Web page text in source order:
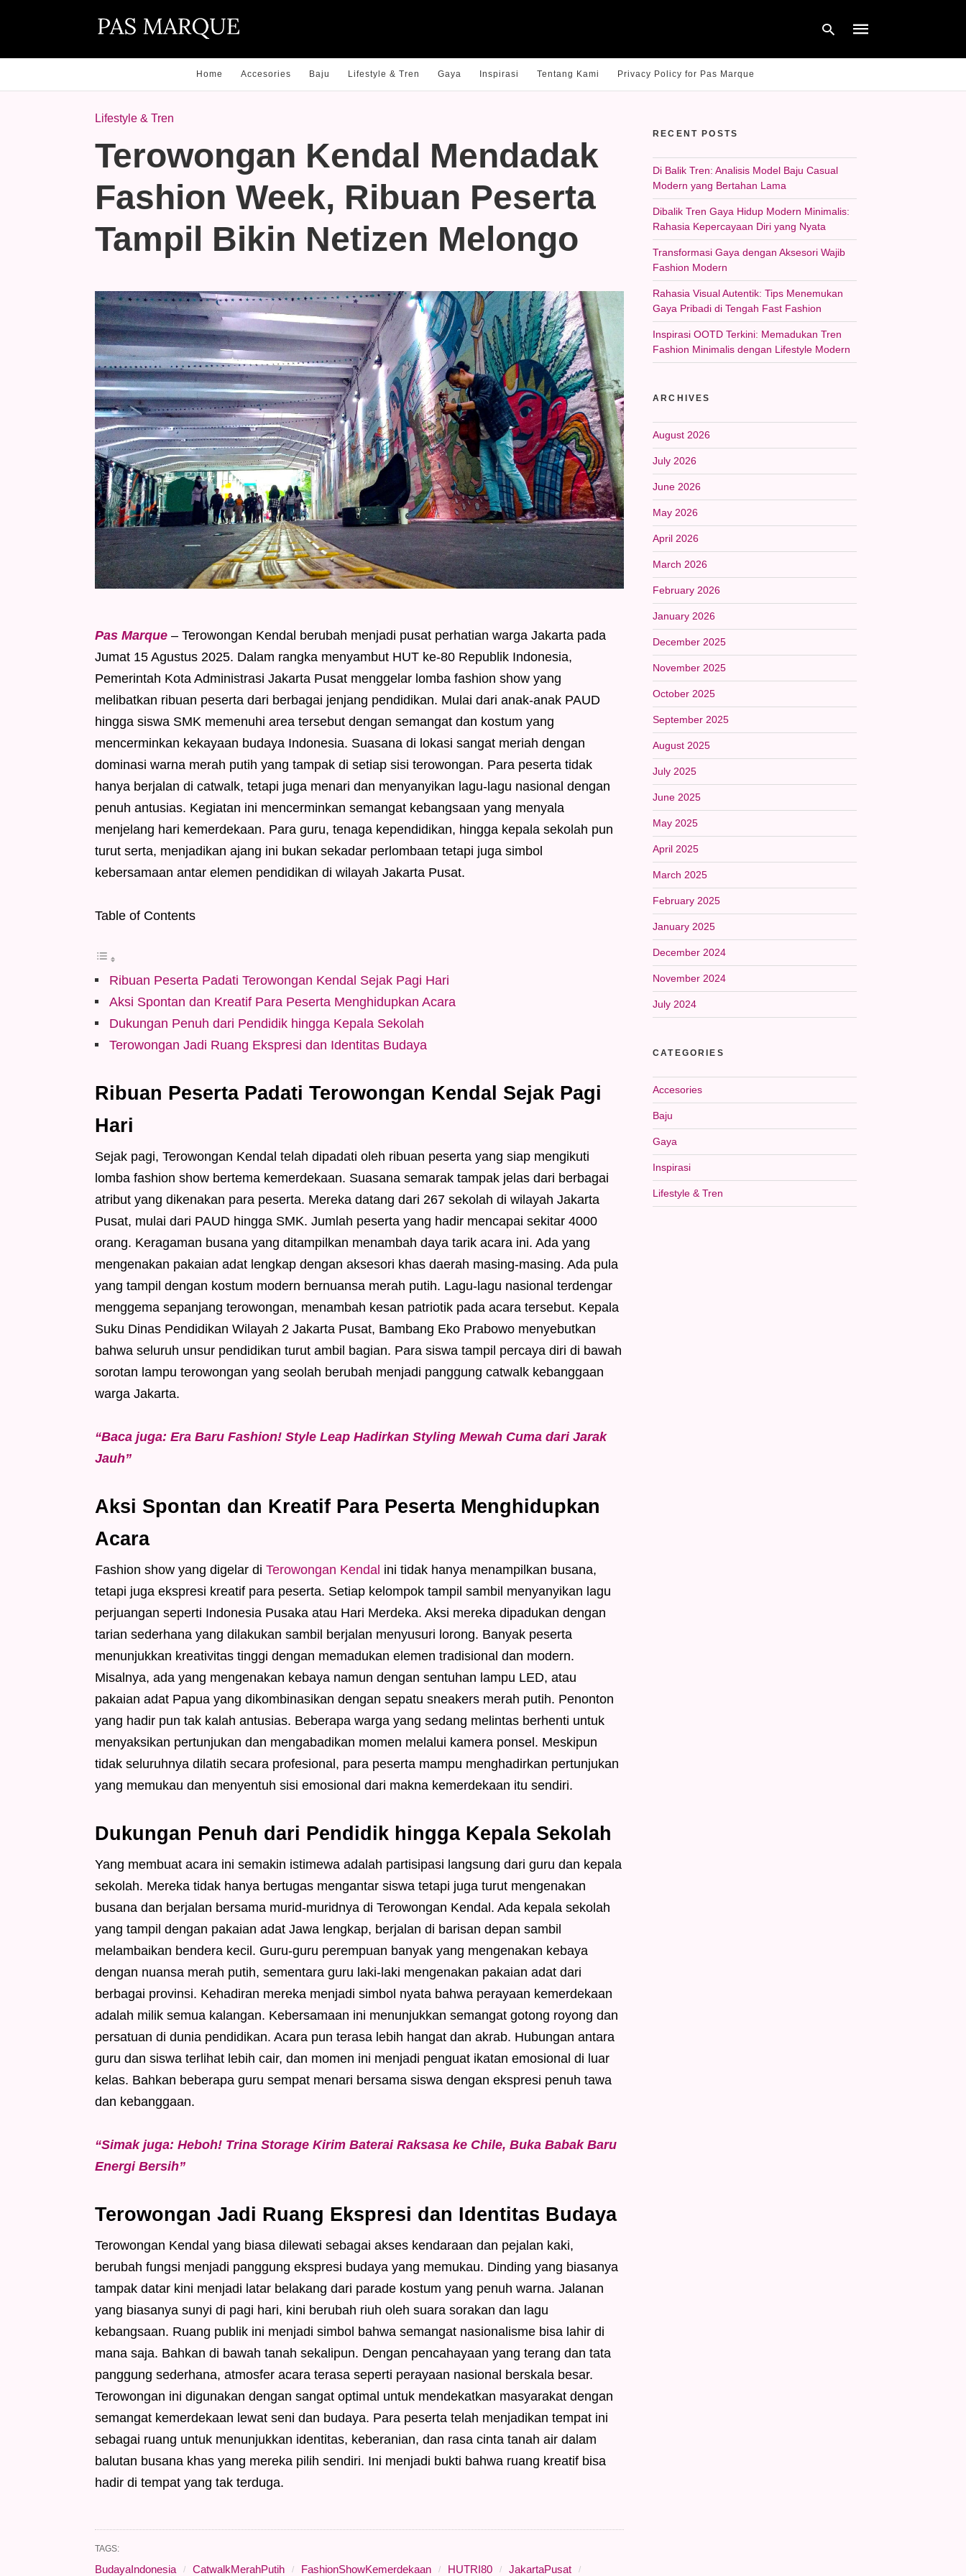
Home Accesories Baju Lifestyle & Tren Gaya Inspirasi Tentang Kami Privacy Policy for Pas Marque
Lifestyle & Tren
Terowongan Kendal Mendadak
Fashion Week, Ribuan Peserta
Tampil Bikin Netizen Melongo
Pas Marque – Terowongan Kendal berubah menjadi pusat perhatian warga Jakarta pada
Jumat 15 Agustus 2025. Dalam rangka menyambut HUT ke-80 Republik Indonesia,
Pemerintah Kota Administrasi Jakarta Pusat menggelar lomba fashion show yang
melibatkan ribuan peserta dari berbagai jenjang pendidikan. Mulai dari anak-anak PAUD
hingga siswa SMK memenuhi area tersebut dengan semangat dan kostum yang
mencerminkan kekayaan budaya Indonesia. Suasana di lokasi sangat meriah dengan
dominasi warna merah putih yang tampak di setiap sisi terowongan. Para peserta tidak
hanya berjalan di catwalk, tetapi juga menari dan menyanyikan lagu-lagu nasional dengan
penuh antusias. Kegiatan ini mencerminkan semangat kebangsaan yang menyala
menjelang hari kemerdekaan. Para guru, tenaga kependidikan, hingga kepala sekolah pun
turut serta, menjadikan ajang ini bukan sekadar perlombaan tetapi juga simbol
kebersamaan antar elemen pendidikan di wilayah Jakarta Pusat.
Table of Contents
Ribuan Peserta Padati Terowongan Kendal Sejak Pagi Hari
Aksi Spontan dan Kreatif Para Peserta Menghidupkan Acara
Dukungan Penuh dari Pendidik hingga Kepala Sekolah
Terowongan Jadi Ruang Ekspresi dan Identitas Budaya
Ribuan Peserta Padati Terowongan Kendal Sejak Pagi
Hari
Sejak pagi, Terowongan Kendal telah dipadati oleh ribuan peserta yang siap mengikuti
lomba fashion show bertema kemerdekaan. Suasana semarak tampak jelas dari berbagai
atribut yang dikenakan para peserta. Mereka datang dari 267 sekolah di wilayah Jakarta
Pusat, mulai dari PAUD hingga SMK. Jumlah peserta yang hadir mencapai sekitar 4000
orang. Keragaman busana yang ditampilkan menambah daya tarik acara ini. Ada yang
mengenakan pakaian adat lengkap dengan aksesori khas daerah masing-masing. Ada pula
yang tampil dengan kostum modern bernuansa merah putih. Lagu-lagu nasional terdengar
menggema sepanjang terowongan, menambah kesan patriotik pada acara tersebut. Kepala
Suku Dinas Pendidikan Wilayah 2 Jakarta Pusat, Bambang Eko Prabowo menyebutkan
bahwa seluruh unsur pendidikan turut ambil bagian. Para siswa tampil percaya diri di bawah
sorotan lampu terowongan yang seolah berubah menjadi panggung catwalk kebanggaan
warga Jakarta.
“Baca juga: Era Baru Fashion! Style Leap Hadirkan Styling Mewah Cuma dari Jarak
Jauh”
Aksi Spontan dan Kreatif Para Peserta Menghidupkan
Acara
Fashion show yang digelar di Terowongan Kendal ini tidak hanya menampilkan busana,
tetapi juga ekspresi kreatif para peserta. Setiap kelompok tampil sambil menyanyikan lagu
perjuangan seperti Indonesia Pusaka atau Hari Merdeka. Aksi mereka dipadukan dengan
tarian sederhana yang dilakukan sambil berjalan menyusuri lorong. Banyak peserta
menunjukkan kreativitas tinggi dengan memadukan elemen tradisional dan modern.
Misalnya, ada yang mengenakan kebaya namun dengan sentuhan lampu LED, atau
pakaian adat Papua yang dikombinasikan dengan sepatu sneakers merah putih. Penonton
yang hadir pun tak kalah antusias. Beberapa warga yang sedang melintas berhenti untuk
menyaksikan pertunjukan dan mengabadikan momen melalui kamera ponsel. Meskipun
tidak seluruhnya dilatih secara profesional, para peserta mampu menghadirkan pertunjukan
yang memukau dan menyentuh sisi emosional dari makna kemerdekaan itu sendiri.
Dukungan Penuh dari Pendidik hingga Kepala Sekolah
Yang membuat acara ini semakin istimewa adalah partisipasi langsung dari guru dan kepala
sekolah. Mereka tidak hanya bertugas mengantar siswa tetapi juga turut mengenakan
busana dan berjalan bersama murid-muridnya di Terowongan Kendal. Ada kepala sekolah
yang tampil dengan pakaian adat Jawa lengkap, berjalan di barisan depan sambil
melambaikan bendera kecil. Guru-guru perempuan banyak yang mengenakan kebaya
dengan nuansa merah putih, sementara guru laki-laki mengenakan pakaian adat dari
berbagai provinsi. Kehadiran mereka menjadi simbol nyata bahwa perayaan kemerdekaan
adalah milik semua kalangan. Kebersamaan ini menunjukkan semangat gotong royong dan
persatuan di dunia pendidikan. Acara pun terasa lebih hangat dan akrab. Hubungan antara
guru dan siswa terlihat lebih cair, dan momen ini menjadi penguat ikatan emosional di luar
kelas. Bahkan beberapa guru sempat menari bersama siswa dengan ekspresi penuh tawa
dan kebanggaan.
“Simak juga: Heboh! Trina Storage Kirim Baterai Raksasa ke Chile, Buka Babak Baru
Energi Bersih”
Terowongan Jadi Ruang Ekspresi dan Identitas Budaya
Terowongan Kendal yang biasa dilewati sebagai akses kendaraan dan pejalan kaki,
berubah fungsi menjadi panggung ekspresi budaya yang memukau. Dinding yang biasanya
tampak datar kini menjadi latar belakang dari parade kostum yang penuh warna. Jalanan
yang biasanya sunyi di pagi hari, kini berubah riuh oleh suara sorakan dan lagu
kebangsaan. Ruang publik ini menjadi simbol bahwa semangat nasionalisme bisa lahir di
mana saja. Bahkan di bawah tanah sekalipun. Dengan pencahayaan yang terang dan tata
panggung sederhana, atmosfer acara terasa seperti perayaan nasional berskala besar.
Terowongan ini digunakan dengan sangat optimal untuk mendekatkan masyarakat dengan
semangat kemerdekaan lewat seni dan budaya. Para peserta telah menjadikan tempat ini
sebagai ruang untuk menunjukkan identitas, keberanian, dan rasa cinta tanah air dalam
balutan busana khas yang mereka pilih sendiri. Ini menjadi bukti bahwa ruang kreatif bisa
hadir di tempat yang tak terduga.
TAGS:
BudayaIndonesia CatwalkMerahPutih FashionShowKemerdekaan HUTRI80 JakartaPusat
RECENT POSTS
Di Balik Tren: Analisis Model Baju Casual
Modern yang Bertahan Lama
Dibalik Tren Gaya Hidup Modern Minimalis:
Rahasia Kepercayaan Diri yang Nyata
Transformasi Gaya dengan Aksesori Wajib
Fashion Modern
Rahasia Visual Autentik: Tips Menemukan
Gaya Pribadi di Tengah Fast Fashion
Inspirasi OOTD Terkini: Memadukan Tren
Fashion Minimalis dengan Lifestyle Modern
ARCHIVES
August 2026
July 2026
June 2026
May 2026
April 2026
March 2026
February 2026
January 2026
December 2025
November 2025
October 2025
September 2025
August 2025
July 2025
June 2025
May 2025
April 2025
March 2025
February 2025
January 2025
December 2024
November 2024
July 2024
CATEGORIES
Accesories
Baju
Gaya
Inspirasi
Lifestyle & Tren